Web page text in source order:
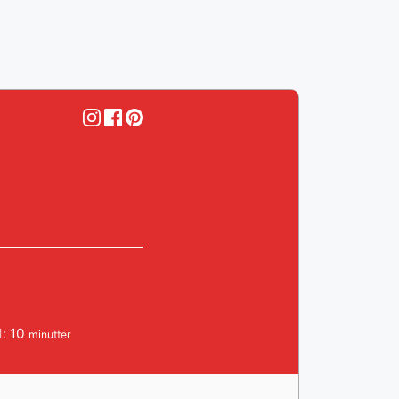
10minutter
minutter